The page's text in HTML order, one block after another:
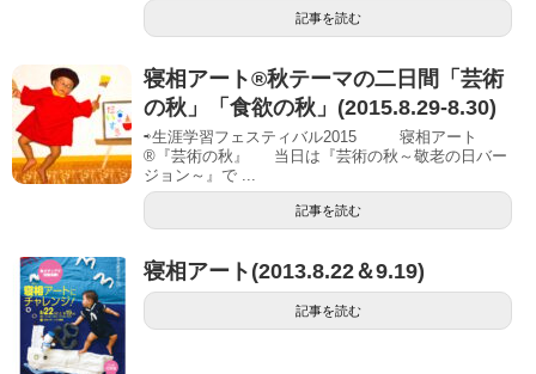
記事を読む
寝相アート®秋テーマの二日間「芸術
の秋」「食欲の秋」(2015.8.29-8.30)
⇨生涯学習フェスティバル2015 寝相アート
®『芸術の秋』 当日は『芸術の秋～敬老の日バー
ジョン～』で ...
記事を読む
寝相アート(2013.8.22＆9.19)
記事を読む